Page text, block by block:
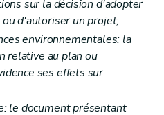
de recours – AGW du 13 juillet 2006, art. 1
sur la décision d'adopter
d'autoriser un projet;
environnementales: la
relative au plan ou
ses effets sur
le document présentant